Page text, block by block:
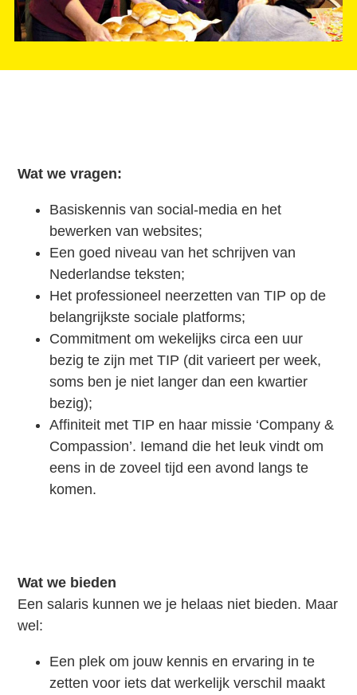
Wat we vragen:
Basiskennis van social-media en het
bewerken van websites;
Een goed niveau van het schrijven van
Nederlandse teksten;
Het professioneel neerzetten van TIP op de
belangrijkste sociale platforms;
Commitment om wekelijks circa een uur
bezig te zijn met TIP (dit varieert per week,
soms ben je niet langer dan een kwartier
bezig);
Affiniteit met TIP en haar missie ‘Company &
Compassion’. Iemand die het leuk vindt om
eens in de zoveel tijd een avond langs te
komen.
Wat we bieden
Een salaris kunnen we je helaas niet bieden. Maar
wel:
Een plek om jouw kennis en ervaring in te
zetten voor iets dat werkelijk verschil maakt